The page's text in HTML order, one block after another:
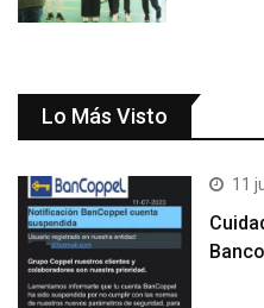
Lo Más Visto
11